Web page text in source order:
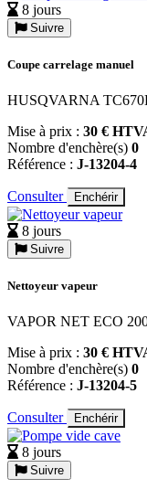
8 jours
Suivre
Coupe carrelage manuel
HUSQVARNA
Mise à prix : 30 €
Nombre d'enchère(s) 0
Référence : J-13204-4
Consulter Enchérir
8 jours
Suivre
Nettoyeur vapeur
VAPOR NET ECO
Mise à prix : 30 €
Nombre d'enchère(s) 0
Référence : J-13204-5
Consulter Enchérir
8 jours
Suivre